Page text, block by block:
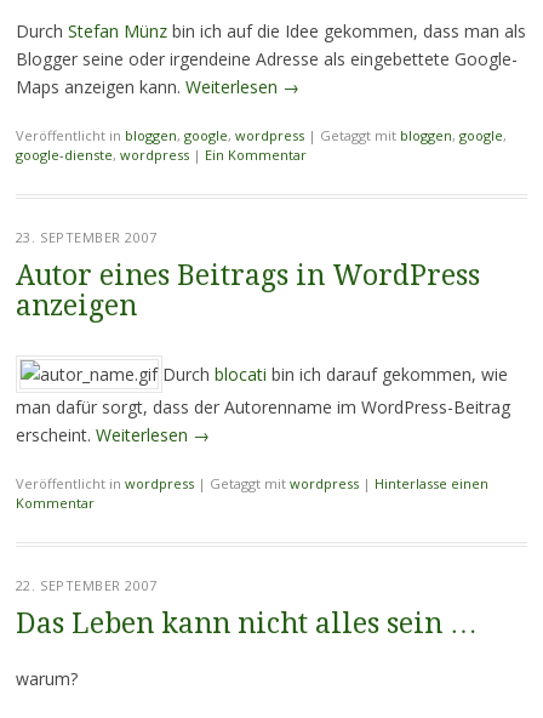
Durch Stefan Münzbin ich auf die Idee gekommen, dass man als
Blogger seine oder irgendeine Adresse als eingebettete Google-
Maps anzeigen kann. Weiterlesen →
Veröffentlicht in bloggen, google, wordpress | Getaggt mit bloggen, google,
google-dienste, wordpress | Ein Kommentar
23. SEPTEMBER 2007
Autor eines Beitrags in WordPress
anzeigen
Durch blocati bin ich darauf gekommen, wie
man dafür sorgt, dass der Autorenname im WordPress-Beitrag
erscheint. Weiterlesen →
Veröffentlicht in wordpress | Getaggt mit wordpress | Hinterlasse einen
Kommentar
22. SEPTEMBER 2007
Das Leben kann nicht alles sein …
warum?